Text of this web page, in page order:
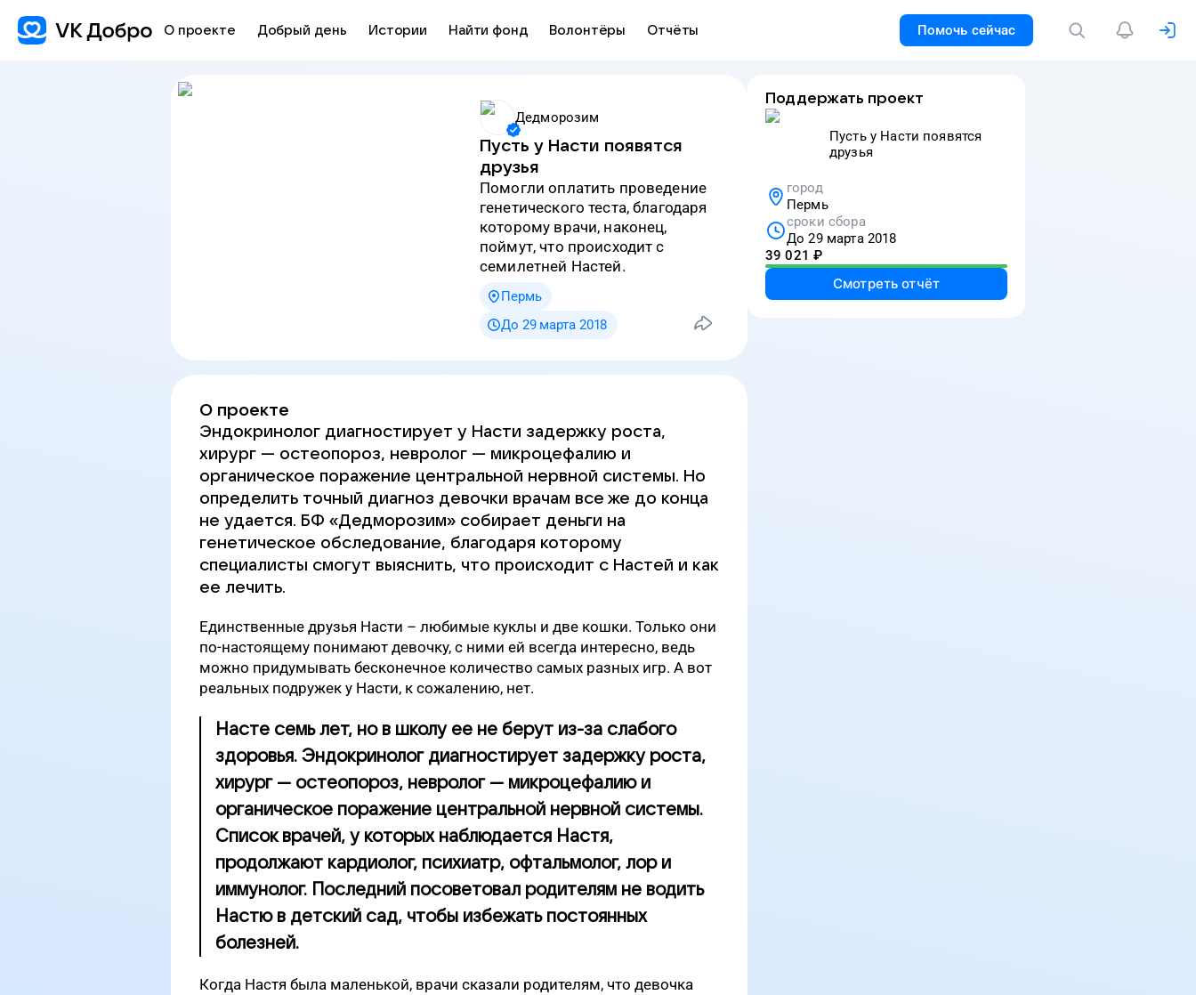
О проекте Добрый день Истории Найти фонд Волонтёры Отчёты Помочь сейчас
Дедморозим
Пусть у Насти появятся
друзья
Помогли оплатить проведение
генетического теста, благодаря
которому врачи, наконец,
поймут, что происходит с
семилетней Настей.
Пермь
До 29 марта 2018
О проекте
Эндокринолог диагностирует у Насти задержку роста,
хирург — остеопороз, невролог — микроцефалию и
органическое поражение центральной нервной системы. Но
определить точный диагноз девочки врачам все же до конца
не удается. БФ «Дедморозим» собирает деньги на
генетическое обследование, благодаря которому
специалисты смогут выяснить, что происходит с Настей и как
ее лечить.
Единственные друзья Насти – любимые куклы и две кошки. Только они
по-настоящему понимают девочку, с ними ей всегда интересно, ведь
можно придумывать бесконечное количество самых разных игр. А вот
реальных подружек у Насти, к сожалению, нет.
Насте семь лет, но в школу ее не берут из-за слабого
здоровья. Эндокринолог диагностирует задержку роста,
хирург — остеопороз, невролог — микроцефалию и
органическое поражение центральной нервной системы.
Список врачей, у которых наблюдается Настя,
продолжают кардиолог, психиатр, офтальмолог, лор и
иммунолог. Последний посоветовал родителям не водить
Настю в детский сад, чтобы избежать постоянных
болезней.
Когда Настя была маленькой, врачи сказали родителям, что девочка
Поддержать проект
Пусть у Насти появятся
друзья
город
Пермь
сроки сбора
До 29 марта 2018
39 021 ₽
Смотреть отчёт